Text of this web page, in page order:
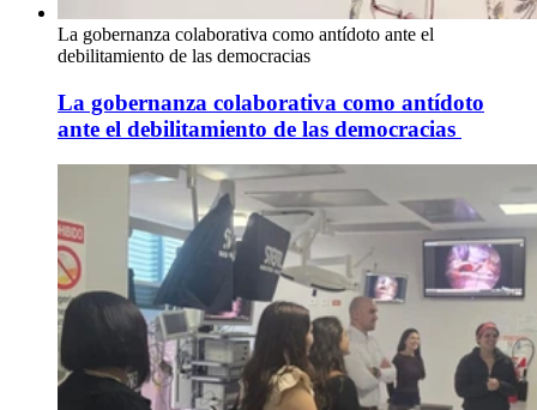
La gobernanza colaborativa como antídoto ante el
debilitamiento de las democracias
La gobernanza colaborativa como antídoto
ante el debilitamiento de las democracias